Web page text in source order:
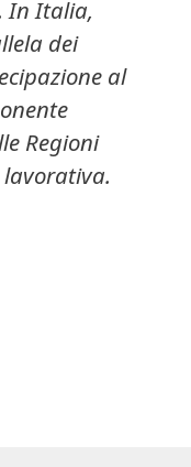
In Italia,
dei
al
Regioni